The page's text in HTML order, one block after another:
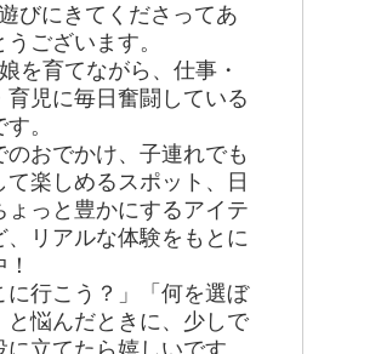
びにきてくださってあ
うございます。
を育てながら、仕事・
育児に毎日奮闘している
。
のおでかけ、子連れでも
て楽しめるスポット、日
ょっと豊かにするアイテ
、リアルな体験をもとに
に行こう？」「何を選ぼ
と悩んだときに、少しで
に立てたら嬉しいです。